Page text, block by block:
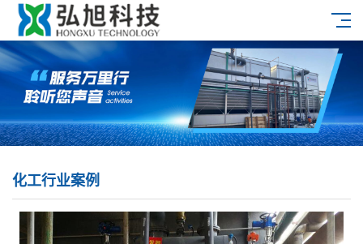
化工行业案例